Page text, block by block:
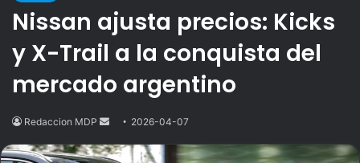
Nissan ajusta precios: Kicks
y X-Trail a la conquista del
mercado argentino
Redaccion MDP
Send
email
2026-04-07